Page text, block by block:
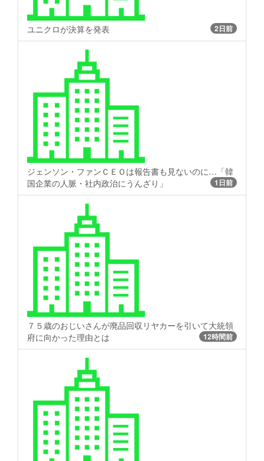
ユニクロが決算を発表 2日前
ジェンソン・ファンＣＥＯは報告書も見ないのに…「韓
国企業の人脈・社内政治にうんざり」
1日前
７５歳のおじいさんが廃品回収リヤカーを引いて大統領
府に向かった理由とは
12時間前